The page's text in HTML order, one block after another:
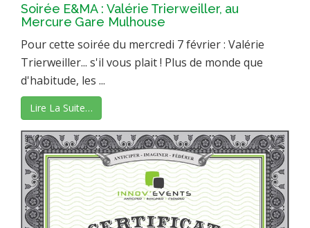
Soirée E&MA : Valérie Trierweiller, au
Mercure Gare Mulhouse
Pour cette soirée du mercredi 7 février : Valérie
Trierweiller... s'il vous plait ! Plus de monde que
d'habitude, les ...
Lire La Suite…